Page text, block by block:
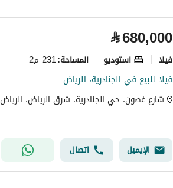
⃁680,000
فیلا استوديو المساحة:231 م2
فيلا للبيع في الجنادرية، الرياض
شارع غصون، حي الجنادرية، شرق الرياض، الرياض
الإيميل اتصال